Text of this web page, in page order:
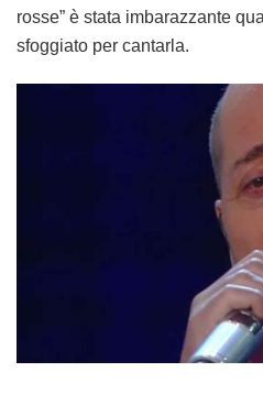
rosse” è stata imbarazzante
sfoggiato per cantarla.